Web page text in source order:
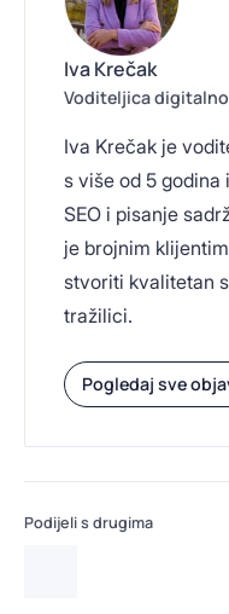
Iva Krečak
Voditeljica
Iva Krečak je
s više od 5
SEO i pisanje
je brojnim
stvoriti kvalitetan
tražilici.
Pogledaj sve
Podijeli s drugima